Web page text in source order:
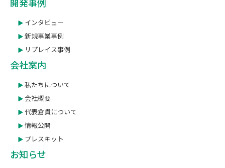
インタビュー
新規事業事例
リプレイス事例
会社案内
私たちについて
会社概要
代表倉貫について
情報公開
プレスキット
お知らせ